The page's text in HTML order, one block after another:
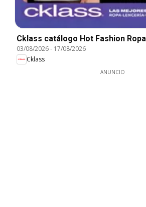
Cklass catálogo Hot Fashion Ropa
03/08/2026- 17/08/2026
Cklass
ANUNCIO